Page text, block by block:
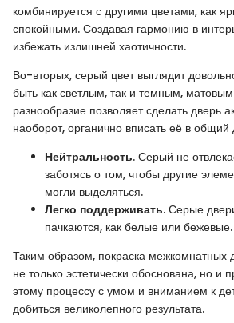
комбинируется с другими цветами, как
спокойными. Создавая гармонию в
избежать излишней хаотичности.
Во-вторых, серый цвет выглядит
быть как светлым, так и темным,
разнообразие позволяет сделать дверь
наоборот, органично вписать её в общий
Нейтральность. Серый не
заботясь о том, чтобы другие
могли выделяться.
Легко поддерживать. Серые
пачкаются, как белые или бежевые.
Таким образом, покраска межкомнатных
не только эстетически обоснована, но и
этому процессу с умом и вниманием к
добиться великолепного результата.